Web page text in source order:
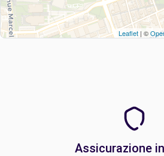
Leaflet | ©
Assicurazione